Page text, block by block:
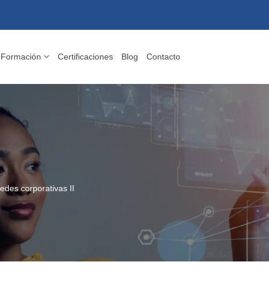
Formación Certificaciones Blog Contacto
corporativas II